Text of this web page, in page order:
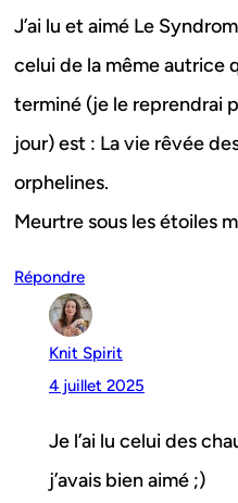
J’ai lu et aimé Le
celui de la même autrice
terminé (je le reprendrai
jour) est : La vie rêvée
orphelines.
Meurtre sous les étoiles
Répondre
Knit Spirit
4 juillet 2025
Je l’ai lu celui des
j’avais bien aimé ;)